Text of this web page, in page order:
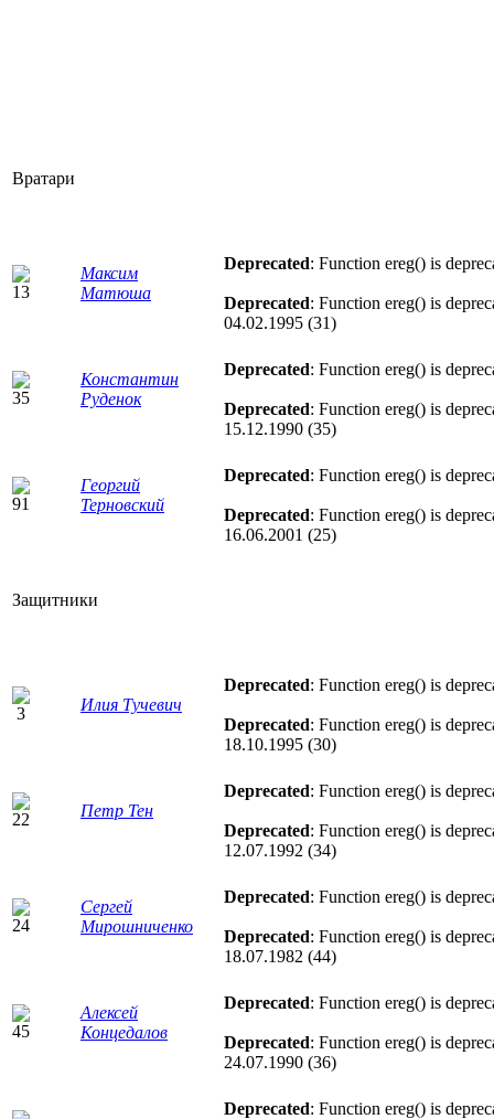
Вратари
Максим
Матюша
Deprecated: Function ereg() is
Deprecated: Function ereg() is
04.02.1995 (31)
Константин
Руденок
Deprecated: Function ereg() is
Deprecated: Function ereg() is
15.12.1990 (35)
Георгий
Терновский
Deprecated: Function ereg() is
Deprecated: Function ereg() is
16.06.2001 (25)
Защитники
Илия Тучевич
Deprecated: Function ereg() is
Deprecated: Function ereg() is
18.10.1995 (30)
Петр Тен
Deprecated: Function ereg() is
Deprecated: Function ereg() is
12.07.1992 (34)
Сергей
Мирошниченко
Deprecated: Function ereg() is
Deprecated: Function ereg() is
18.07.1982 (44)
Алексей
Концедалов
Deprecated: Function ereg() is
Deprecated: Function ereg() is
24.07.1990 (36)
Deprecated: Function ereg() is